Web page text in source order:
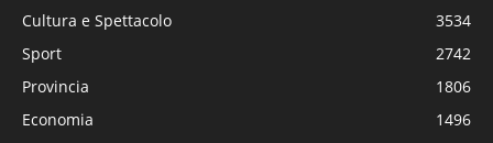
Cultura e Spettacolo
3534
Sport
2742
Provincia
1806
Economia
1496